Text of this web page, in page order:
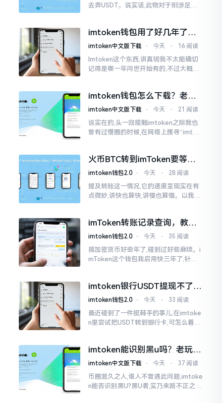
去弄USDT。说实话,此物对于刚涉足币
imtoken钱包用了好几年了，
到底多少年了？
imtoken中文版下载 ⋅ 今天 ⋅ 16 阅读
Imtoken这个东西,讲真呢我不太能确切
记得是哪一年问世开始有的,不过大概在
多快要十年的时间了。
imtoken钱包怎么下载？老用
户告诉你靠谱渠道
imtoken中文版下载 ⋅ 今天 ⋅ 21 阅读
说实在的,头一回接触imtoken之际我也
曾有过懵圈的时候,在网络上搜寻“imtok
火币BTC转到imToken要等多
久？过来人说说真实情况
imtoken钱包2.0 ⋅ 今天 ⋅ 28 阅读
提及转账这一情况,它的速度呈现实在有
点微妙,讲快也算快,讲慢也算慢。以我从
账。可是
imToken转账记录查询，教你
正确查看方法
imtoken钱包2.0 ⋅ 今天 ⋅ 35 阅读
搞加密货币好些年了,碰到过好些麻烦。i
mToken这个钱包我启用快三年了,针对
我也疑惑过一阵子
imtoken银行USDT提现不了？
这几个法子能帮你搞定
imtoken钱包2.0 ⋅ 今天 ⋅ 33 阅读
最近碰到了一件挺棘手的事儿,在imtoke
n里尝试把USDT转到银行卡,可怎么着都
么时长
imtoken能识别黑u吗？老玩家
告诉你真相
imtoken中文版下载 ⋅ 今天 ⋅ 37 阅读
币圈混久之人,谁人不曾遇此问题,imtoke
n能否识别黑U?黑U者,实乃来路不正之钱